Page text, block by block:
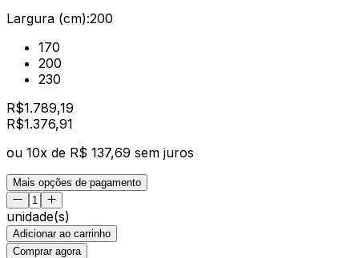
Largura (cm):200
170
200
230
R$1.789,19
R$1.376,91
ou 10x de R$ 137,69 sem juros
Mais opções de pagamento
unidade(s)
Adicionar ao carrinho
Comprar agora